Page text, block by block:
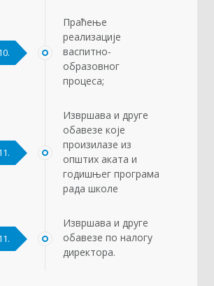
Праћење
реализације
васпитно-
образовног
процеса;
Извршава и друге
обавезе које
произилазе из
општих аката и
годишњег програма
рада школе
Извршава и друге
обавезе по налогу
директора.